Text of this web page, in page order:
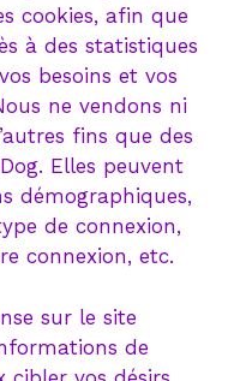
cookies, afin que
à des statistiques
besoins et vos
ne vendons ni
fins que des
Elles peuvent
démographiques,
de connexion,
connexion, etc.
sur le site
de